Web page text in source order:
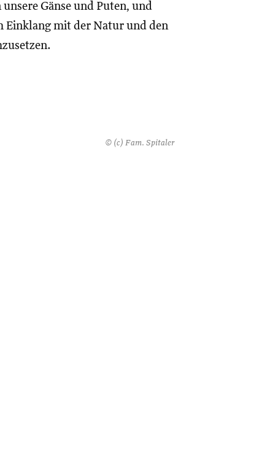
Gänse und Puten, und
Einklang mit der Natur und den
© (c) Fam. Spitaler